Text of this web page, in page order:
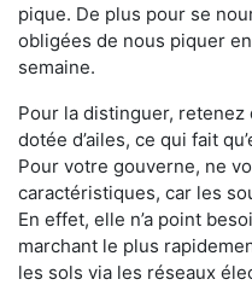
pique. De plus pour se
obligées de nous piquer
semaine.
Pour la distinguer, retenez
dotée d’ailes, ce qui fait
Pour votre gouverne, ne
caractéristiques, car les
En effet, elle n’a point
marchant le plus
les sols via les réseaux